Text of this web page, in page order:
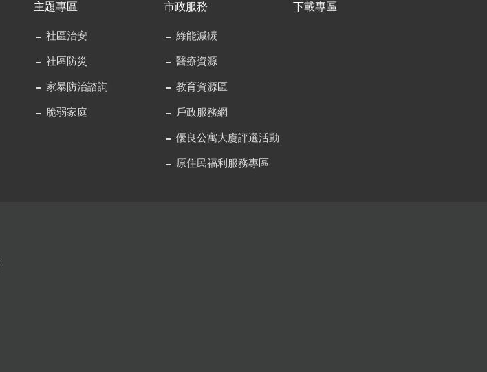
主題專區
社區治安
社區防災
家暴防治諮詢
脆弱家庭
市政服務
綠能減碳
醫療資源
教育資源區
戶政服務網
優良公寓大廈評選活動
原住民福利服務專區
下載專區